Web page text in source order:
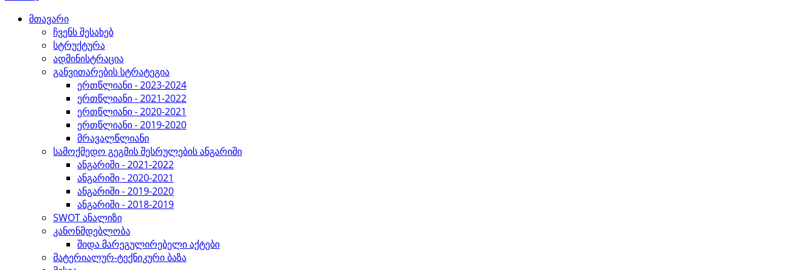
მთავარი
ჩვენს შესახებ
სტრუქტურა
ადმინისტრაცია
განვითარების სტრატეგია
ერთწლიანი - 2023-2024
ერთწლიანი - 2021-2022
ერთწლიანი - 2020-2021
ერთწლიანი - 2019-2020
მრავალწლიანი
სამოქმედო გეგმის შესრულების ანგარიში
ანგარიში - 2021-2022
ანგარიში - 2020-2021
ანგარიში - 2019-2020
ანგარიში - 2018-2019
SWOT ანალიზი
კანონმდებლობა
შიდა მარეგულირებელი აქტები
მატერიალურ-ტექნიკური ბაზა